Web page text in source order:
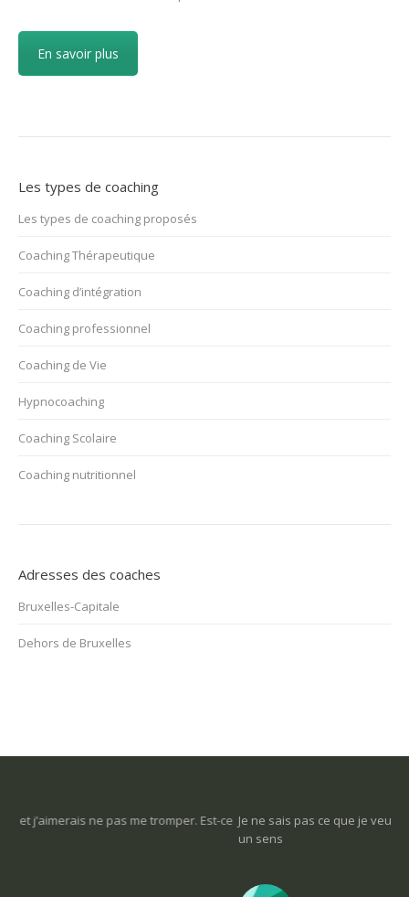
En savoir plus
Les types de coaching
Les types de coaching proposés
Coaching Thérapeutique
Coaching d’intégration
Coaching professionnel
Coaching de Vie
Hypnocoaching
Coaching Scolaire
Coaching nutritionnel
Adresses des coaches
Bruxelles-Capitale
Dehors de Bruxelles
Je ne sais pas ce que je veux faire dans la vie : comment retrouver